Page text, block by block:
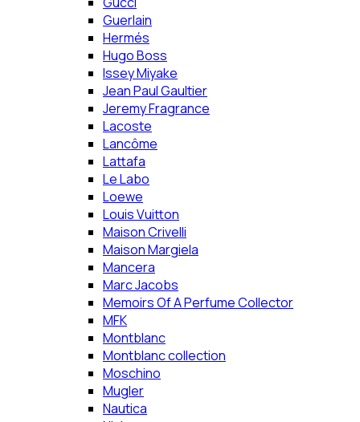
Guerlain
Hermés
Hugo Boss
Issey Miyake
Jean Paul Gaultier
Jeremy Fragrance
Lacoste
Lancôme
Lattafa
Le Labo
Loewe
Louis Vuitton
Maison Crivelli
Maison Margiela
Mancera
Marc Jacobs
Memoirs Of A Perfume Collector
MFK
Montblanc
Montblanc collection
Moschino
Mugler
Nautica